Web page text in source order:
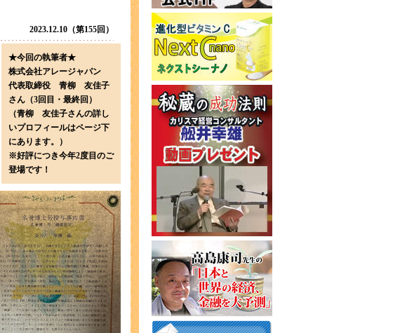
2023.12.10（第155回）
★今回の執筆者★
株式会社アレージャパン
代表取締役 青柳 友佳子
さん（3回目・最終回）
（青柳 友佳子さんの詳し
いプロフィールはページ下
にあります。）
※好評につき今年2度目のご
登場です！